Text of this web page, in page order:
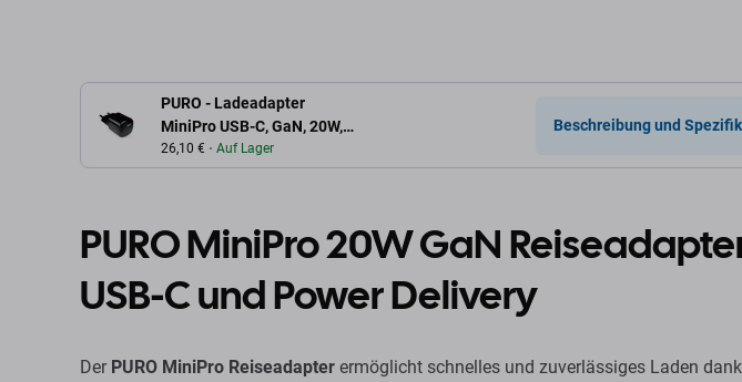
PURO - Ladeadapter
MiniPro USB-C, GaN, 20W,
schwarz
26,10 € Auf Lager
Beschreibung und
PURO MiniPro 20W GaN
USB-C und Power Delivery
Der PURO MiniPro Reiseadapter ermöglicht schnelles und zuverlässiges Laden